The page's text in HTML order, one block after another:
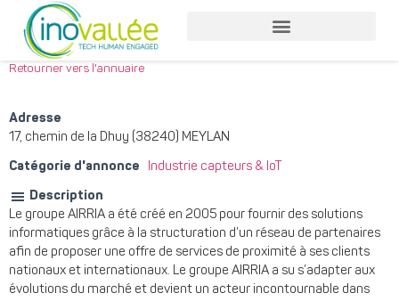
Retourner vers l'annuaire
Adresse
17, chemin de la Dhuy (38240) MEYLAN
Catégorie d'annonce Industrie capteurs & IoT
Description
Le groupe AIRRIA a été créé en 2005 pour fournir des solutions
informatiques grâce à la structuration d’un réseau de partenaires
afin de proposer une offre de services de proximité à ses clients
nationaux et internationaux. Le groupe AIRRIA a su s’adapter aux
évolutions du marché et devient un acteur incontournable dans